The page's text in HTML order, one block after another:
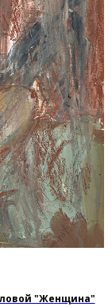
"Женщина"